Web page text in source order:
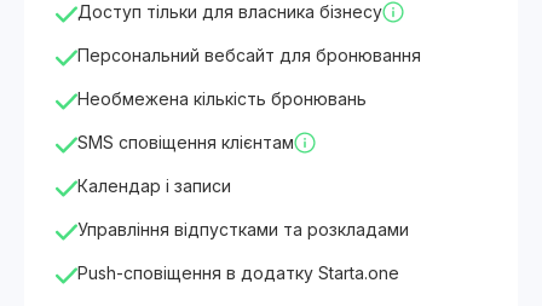
Доступ тільки для власника бізнесу
Персональний вебсайт для бронювання
Необмежена кількість бронювань
SMS сповіщення клієнтам
Календар і записи
Управління відпустками та розкладами
Push-сповіщення в додатку Starta.one